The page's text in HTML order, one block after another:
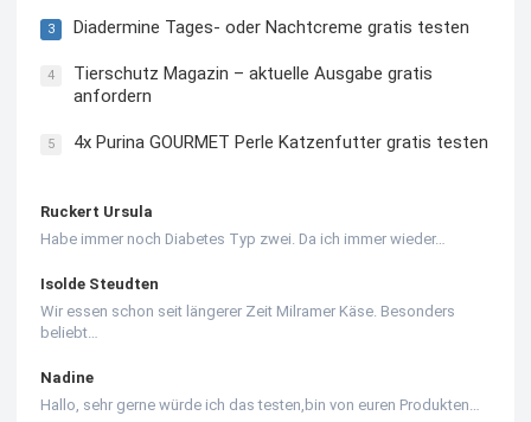
3 Diadermine Tages- oder Nachtcreme gratis testen
4
Tierschutz Magazin – aktuelle Ausgabe gratis
anfordern
5 4x Purina GOURMET Perle Katzenfutter gratis testen
Ruckert Ursula
Habe immer noch Diabetes Typ zwei. Da ich immer wieder…
Isolde Steudten
Wir essen schon seit längerer Zeit Milramer Käse. Besonders
beliebt…
Nadine
Hallo, sehr gerne würde ich das testen,bin von euren Produkten…